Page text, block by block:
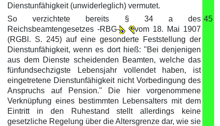
Dienstunfähigkeit (unwiderleglich) vermutet.
So verzichtete bereits § 34 a des
Reichsbeamtengesetzes -RBG-
vom 18. Mai 1907
(RGBl. S. 245) auf eine gesonderte Feststellung der
Dienstunfähigkeit, wenn es dort hieß: "Bei denjenigen
aus dem Dienste scheidenden Beamten, welche das
fünfundsechzigste Lebensjahr vollendet haben, ist
eingetretene Dienstunfähigkeit nicht Vorbedingung des
Anspruchs auf Pension." Die hier vorgenommene
Verknüpfung eines bestimmten Lebensalters mit dem
Eintritt in den Ruhestand stellt allerdings keine
gesetzliche Regelung über die Altersgrenze dar, wie sie
45